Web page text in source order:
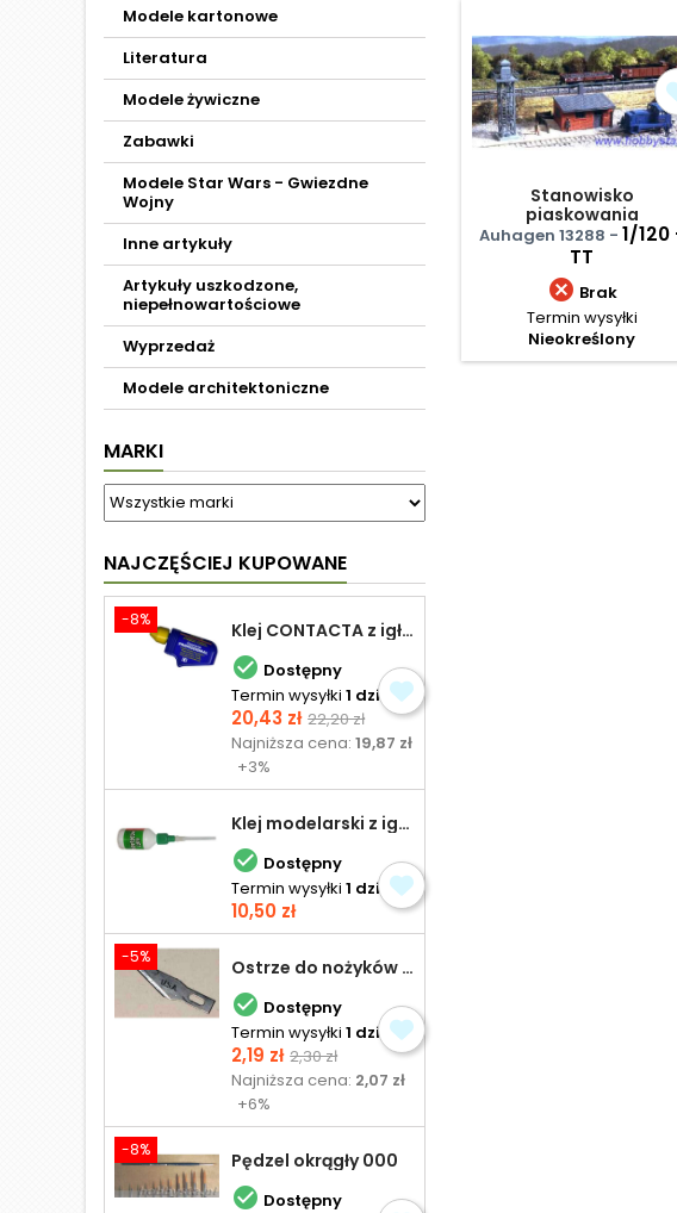
Modele kartonowe
Literatura
Modele żywiczne
Zabawki
Modele Star Wars - Gwiezdne
Wojny
Inne artykuły
Artykuły uszkodzone,
niepełnowartościowe
Wyprzedaż
Modele architektoniczne
MARKI
NAJCZĘŚCIEJ KUPOWANE
-8% Klej CONTACTA z igłą do plastiku 25,0 g
 Dostępny
Termin wysyłki 1 dzień
Cena
20,43 zł Cena
podstawowa
22,20 zł
Najniższa cena:19,87 zł
+3%
Klej modelarski z igłą 30 ml
 Dostępny
Termin wysyłki 1 dzień
Cena
10,50 zł
-5% Ostrze do nożyków Excel
 Dostępny
Termin wysyłki 1 dzień
Cena
2,19 zł Cena
podstawowa
2,30 zł
Najniższa cena: 2,07 zł
+6%
-8% Pędzel okrągły 000
 Dostępny
Stanowisko
piaskowania
Auhagen 13288 - 1/120
TT
 Brak
Termin wysyłki
Nieokreślony